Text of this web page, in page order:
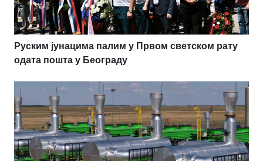
Руским јунацима палим у Првом светском рату
одата пошта у Београду